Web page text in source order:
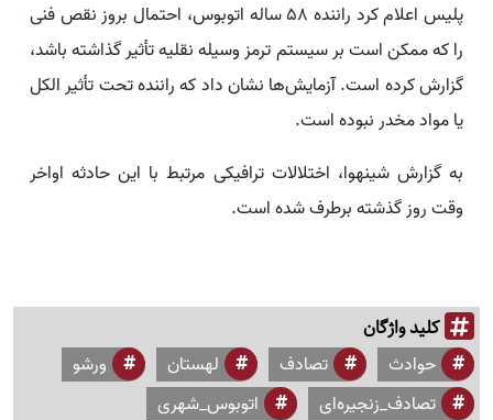
پلیس اعلام کرد راننده ۵۸ ساله اتوبوس، احتمال بروز نقص فنی
را که ممکن است بر سیستم ترمز وسیله نقلیه تأثیر گذاشته باشد،
گزارش کرده است. آزمایش‌ها نشان داد که راننده تحت تأثیر الکل
یا مواد مخدر نبوده است.
به گزارش شینهوا، اختلالات ترافیکی مرتبط با این حادثه اواخر
وقت روز گذشته برطرف شده است.
کلید واژگان
حوادث تصادف لهستان
ورشو
تصادف_زنجیره‌ای
اتوبوس_شهری